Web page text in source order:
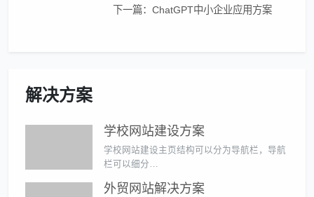
下一篇：ChatGPT中小企业应用方案
解决方案
学校网站建设方案
学校网站建设主页结构可以分为导航栏，导航
栏可以细分…
外贸网站解决方案